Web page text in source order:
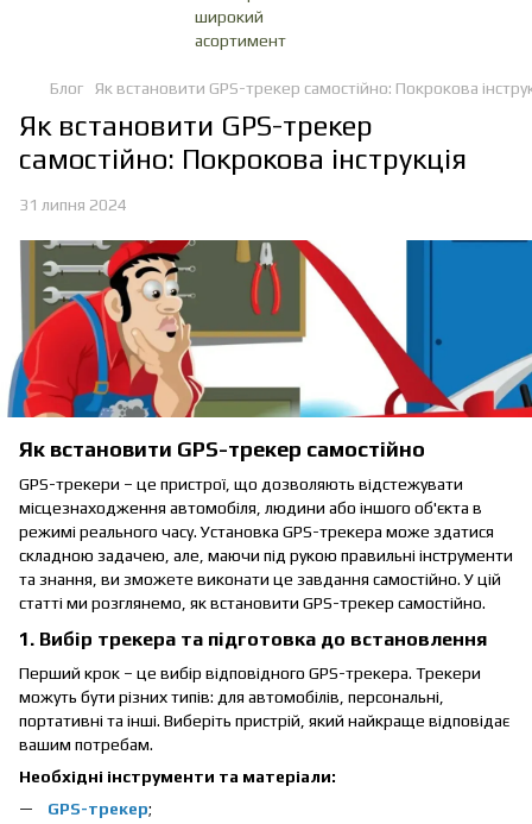
Блог Як встановити GPS-трекер самостійно: Покрокова
Як встановити GPS-трекер
самостійно: Покрокова інструкція
31 липня 2024
Як встановити GPS-трекер самостійно
GPS-трекери – це пристрої, що дозволяють відстежувати
місцезнаходження автомобіля, людини або іншого об'єкта в
режимі реального часу. Установка GPS-трекера може здатися
складною задачею, але, маючи під рукою правильні інструменти
та знання, ви зможете виконати це завдання самостійно. У цій
статті ми розглянемо, як встановити GPS-трекер самостійно.
1. Вибір трекера та підготовка до встановлення
Перший крок – це вибір відповідного GPS-трекера. Трекери
можуть бути різних типів: для автомобілів, персональні,
портативні та інші. Виберіть пристрій, який найкраще відповідає
вашим потребам.
Необхідні інструменти та матеріали:
GPS-трекер;